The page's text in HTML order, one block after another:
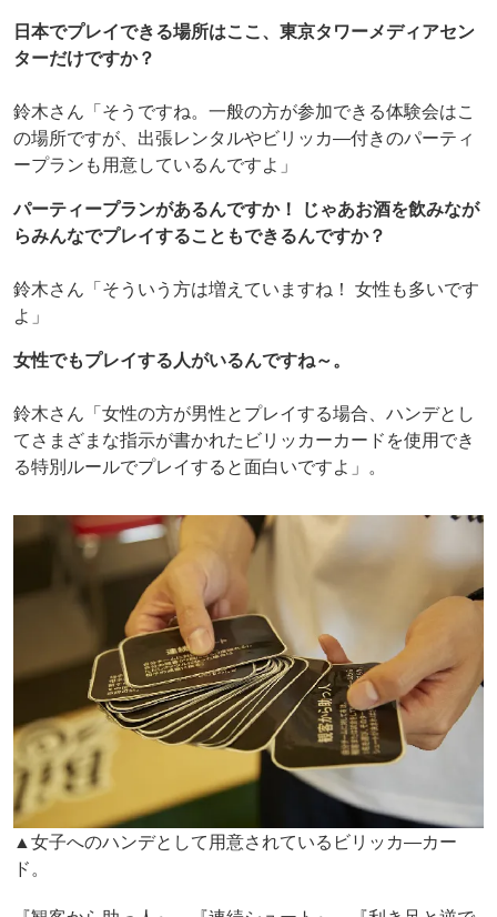
日本でプレイできる場所はここ、東京タワーメディアセン
ターだけですか？
鈴木さん「そうですね。一般の方が参加できる体験会はこ
の場所ですが、出張レンタルやビリッカ―付きのパーティ
ープランも用意しているんですよ」
パーティープランがあるんですか！ じゃあお酒を飲みなが
らみんなでプレイすることもできるんですか？
鈴木さん「そういう方は増えていますね！ 女性も多いです
よ」
女性でもプレイする人がいるんですね～。
鈴木さん「女性の方が男性とプレイする場合、ハンデとし
てさまざまな指示が書かれたビリッカーカードを使用でき
る特別ルールでプレイすると面白いですよ」。
▲女子へのハンデとして用意されているビリッカ―カー
ド。